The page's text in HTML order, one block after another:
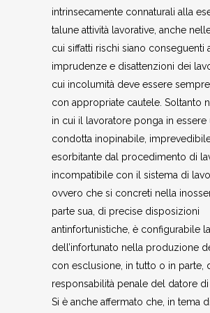
intrinsecamente connaturali alla
talune attività lavorative, anche
cui siffatti rischi siano conseguenti
imprudenze e disattenzioni dei
cui incolumità deve essere
con appropriate cautele. Soltanto
in cui il lavoratore ponga in essere
condotta inopinabile,
esorbitante dal procedimento di
incompatibile con il sistema di
ovvero che si concreti nella
parte sua, di precise disposizioni
antinfortunistiche, è configurabile
dell’infortunato nella produzione
con esclusione, in tutto o in parte,
responsabilità penale del datore di
Si è anche affermato che, in tema di